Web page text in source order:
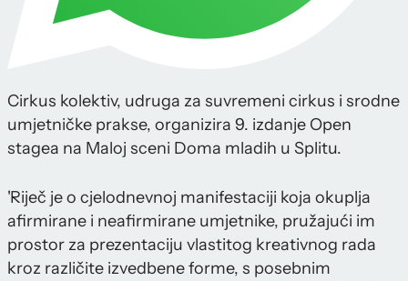
Cirkus kolektiv, udruga za suvremeni cirkus i srodne
umjetničke prakse, organizira 9. izdanje Open
stagea na Maloj sceni Doma mladih u Splitu.
'Riječ je o cjelodnevnoj manifestaciji koja okuplja
afirmirane i neafirmirane umjetnike, pružajući im
prostor za prezentaciju vlastitog kreativnog rada
kroz različite izvedbene forme, s posebnim